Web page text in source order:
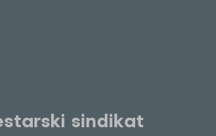
sindikat